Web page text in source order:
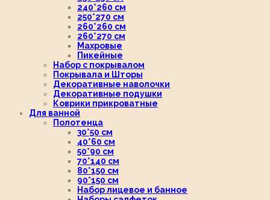
240*260 см
250*270 см
260*260 см
260*270 см
Махровые
Пикейные
Набор с покрывалом
Покрывала и Шторы
Декоративные наволочки
Декоративные подушки
Коврики прикроватные
Для ванной
Полотенца
30*50 см
40*60 см
50*90 см
70*140 см
80*150 см
90*150 см
Набор лицевое и банное